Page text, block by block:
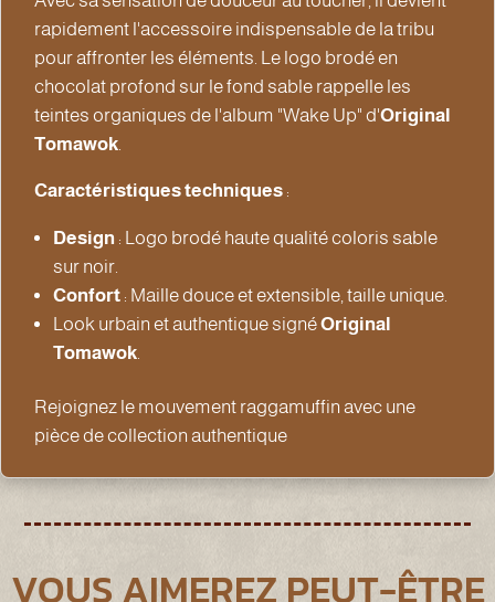
rapidement l'accessoire indispensable de la tribu
pour affronter les éléments. Le logo brodé en
chocolat profond sur le fond sable rappelle les
teintes organiques de l'album "Wake Up" d'Original
Tomawok
Caractéristiques techniques :
Design : Logo brodé haute qualité coloris sable
sur noir.
Confort: Maille douce et extensible, taille unique.
Look urbain et authentique signéOriginal
Tomawok.
Rejoignez le mouvement raggamuffin avec une
pièce de collection authentique
VOUS AIMEREZ PEUT-ÊTRE